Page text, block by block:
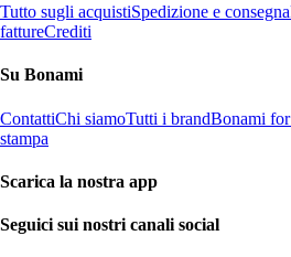
Tutto sugli acquistiSpedizione e consegna
fattureCrediti
Su Bonami
ContattiChi siamoTutti i brandBonami
stampa
Scarica la nostra app
Seguici sui nostri canali social